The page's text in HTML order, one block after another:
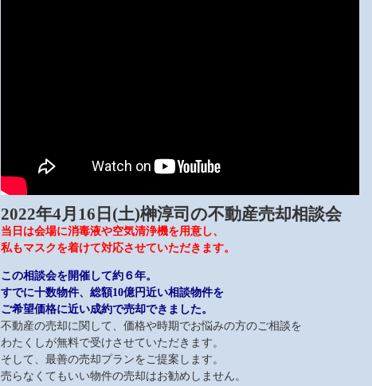
2022年4月16日(土)榊淳司の不動産売却相談会
当日は会場に消毒液や空気清浄機を用意し、
私もマスクを着けて対応させていただきます。
この相談会を開催して約６ 年。
すでに十数物件、総額10億円近い相談物件を
ご希望価格に近い成約で売却できました。
不動産の売却に関して、価格や時期でお悩みの方のご相談を
わたくしが無料で受けさせていただきます。
そして、最善の売却プランをご提案します。
売らなくてもいい物件の売却はお勧めしません。